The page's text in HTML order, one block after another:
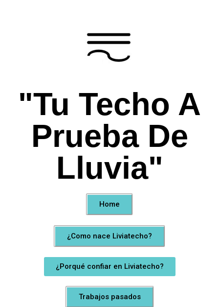
"Tu Techo A
Prueba De
Lluvia"
Home
¿Como nace Liviatecho?
¿Porqué confiar en Liviatecho?
Trabajos pasados